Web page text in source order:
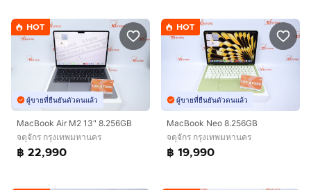
HOT
ผู้ขายที่ยืนยันตัวตนแล้ว
MacBook Air M2 13" 8.256GB
จตุจักร กรุงเทพมหานคร
฿ 22,990
HOT
ผู้ขายที่ยืนยันตัวตนแล้ว
MacBook Neo 8.256GB
จตุจักร กรุงเทพมหานคร
฿ 19,990